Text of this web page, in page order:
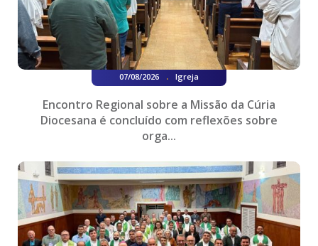
07/08/2026 . Igreja
Encontro Regional sobre a Missão da Cúria
Diocesana é concluído com reflexões sobre
orga...